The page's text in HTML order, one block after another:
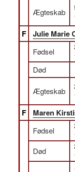
Ægteskab
F Julie Marie
Fødsel
Død
Ægteskab
F Maren
Fødsel
Død